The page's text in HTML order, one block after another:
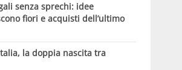
senza sprechi: idee
fiori e acquisti dell’ultimo
la doppia nascita tra